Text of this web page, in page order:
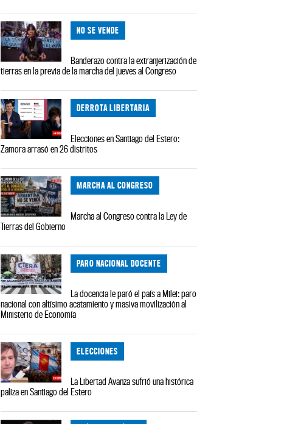
NO SE VENDE
Banderazo contra la extranjerización de
tierras en la previa de la marcha del jueves al Congreso
DERROTA LIBERTARIA
Elecciones en Santiago del Estero:
Zamora arrasó en 26 distritos
MARCHA AL CONGRESO
Marcha al Congreso contra la Ley de
Tierras del Gobierno
PARO NACIONAL DOCENTE
La docencia le paró el país a Milei: paro
nacional con altísimo acatamiento y masiva movilización al
Ministerio de Economía
ELECCIONES
La Libertad Avanza sufrió una histórica
paliza en Santiago del Estero